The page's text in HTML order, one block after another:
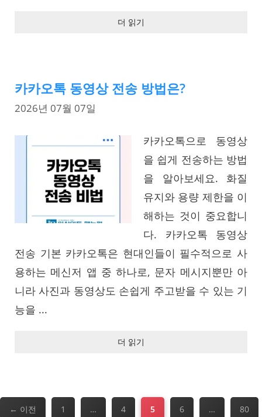
더 읽기
카카오톡 동영상 전송 방법은?
2026년 07월 07일
카카오톡으로 동영상
을 쉽게 전송하는 방법
을 알아보세요. 화질
유지와 용량 제한을 이
해하는 것이 중요합니
다. 카카오톡 동영상
전송 기본 카카오톡은 현대인들이 필수적으로 사
용하는 메신저 앱 중 하나로, 문자 메시지뿐만 아
니라 사진과 동영상도 손쉽게 주고받을 수 있는 기
능을 ...
더 읽기
← 이전
페1 …
페
4
페
5
페
6 …
페
80